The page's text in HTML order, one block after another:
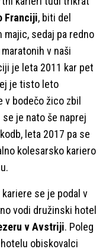
Franciji, biti del
sedaj pa redno
v naši
je leta 2011 kar pet
je tisto leto
v bodečo žico zbil
je nato še naprej
leta 2017 pa se
kolesarsko kariero
se je podal v
vodi družinski hotel
v Avstriji. Poleg
obiskovalci